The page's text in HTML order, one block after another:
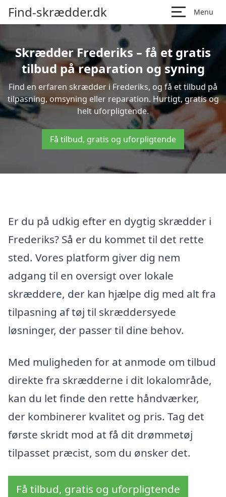
Find-skrædder.dk Menu
Skrædder Frederiks – få et gratis
tilbud på reparation og syning
Find en erfaren skrædder i Frederiks, og få et tilbud på
tilpasning, omsyning eller reparation. Hurtigt, gratis og
helt uforpligtende.
Få tilbud, gratis og uforpligtende
Er du på udkig efter en dygtig skrædder i
Frederiks? Så er du kommet til det rette
sted. Vores platform giver dig nem
adgang til en oversigt over lokale
skræddere, der kan hjælpe dig med alt fra
tilpasning af tøj til skræddersyede
løsninger, der passer til dine behov.
Med muligheden for at anmode om tilbud
direkte fra skrædderne i dit lokalområde,
kan du let finde den rette håndværker,
der kombinerer kvalitet og pris. Tag det
første skridt mod at få dit drømmetøj
tilpasset præcist, som du ønsker det.
Få tilbud, gratis og uforpligtende